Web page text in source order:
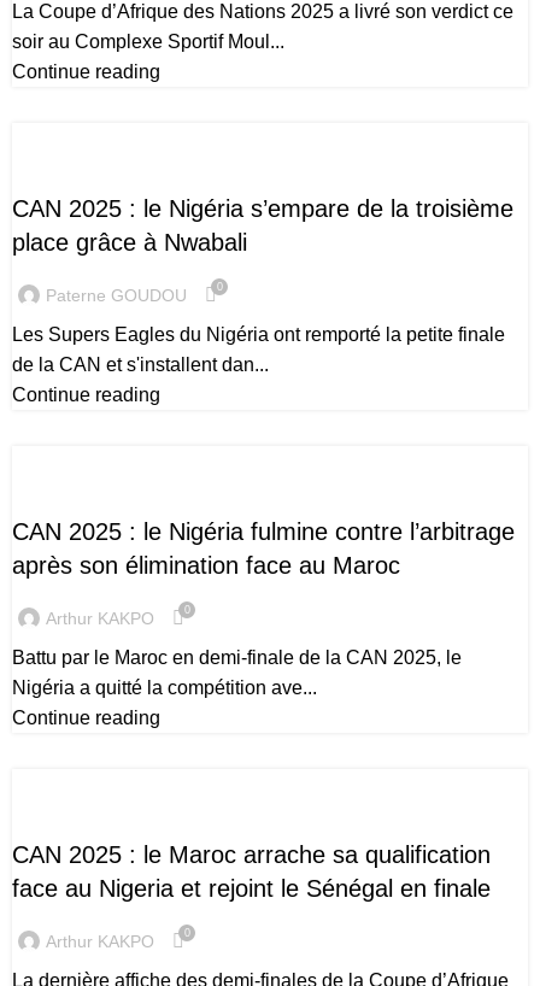
La Coupe d’Afrique des Nations 2025 a livré son verdict ce
soir au Complexe Sportif Moul...
Continue reading
CAN 2025 : le Nigéria s’empare de la troisième
place grâce à Nwabali
Paterne GOUDOU 0
Les Supers Eagles du Nigéria ont remporté la petite finale
de la CAN et s'installent dan...
Continue reading
CAN 2025 : le Nigéria fulmine contre l’arbitrage
après son élimination face au Maroc
Arthur KAKPO 0
Battu par le Maroc en demi-finale de la CAN 2025, le
Nigéria a quitté la compétition ave...
Continue reading
CAN 2025 : le Maroc arrache sa qualification
face au Nigeria et rejoint le Sénégal en finale
Arthur KAKPO 0
La dernière affiche des demi-finales de la Coupe d’Afrique